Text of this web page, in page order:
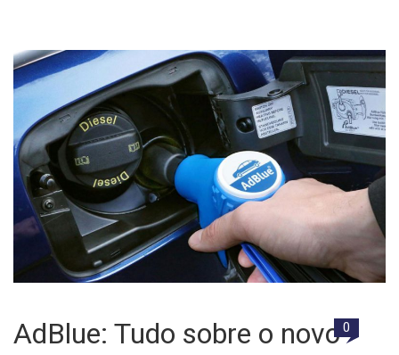
AdBlue: Tudo sobre o novo0